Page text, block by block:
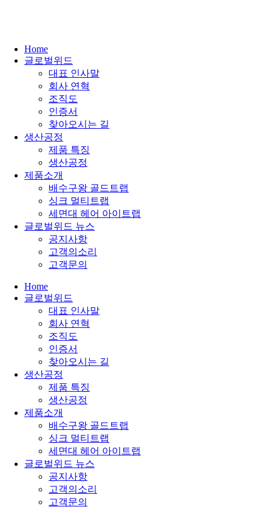
Home
글로벌위드
대표 인사말
회사 연혁
조직도
인증서
찾아오시는 길
생산공정
제품 특징
생산공정
제품소개
배수구왕 골드트랩
싱크 멀티트랩
세면대 헤어 아이트랩
글로벌위드 뉴스
공지사항
고객의소리
고객문의
Home
글로벌위드
대표 인사말
회사 연혁
조직도
인증서
찾아오시는 길
생산공정
제품 특징
생산공정
제품소개
배수구왕 골드트랩
싱크 멀티트랩
세면대 헤어 아이트랩
글로벌위드 뉴스
공지사항
고객의소리
고객문의